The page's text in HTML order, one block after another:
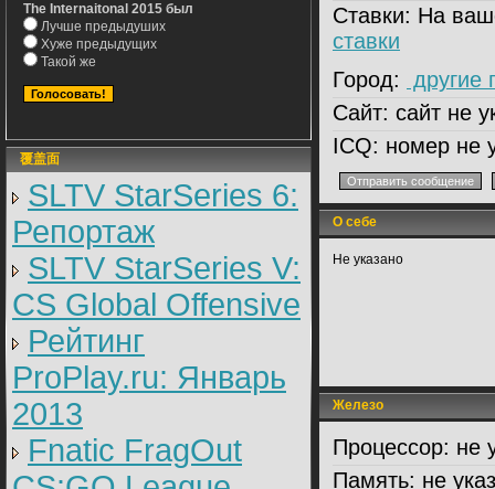
The Internaitonal 2015 был
Лучше предыдуших
Хуже предыдущих
Такой же
覆盖面
SLTV StarSeries 6:
Репортаж
SLTV StarSeries V:
CS Global Offensive
Рейтинг
ProPlay.ru: Январь
2013
Fnatic FragOut
Ставки: На
ставки
Город:
другие
Сайт: сайт не
ICQ: номер не
О себе
Не указано
Железо
Процессор: не
Память: не